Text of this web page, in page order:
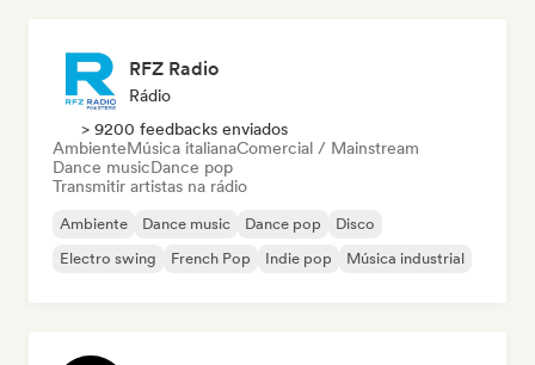
RFZ Radio
Rádio
> 9200 feedbacks enviados
AmbienteMúsica italianaComercial / Mainstream
Dance musicDance pop
Transmitir artistas na rádio
Ambiente Dance music Dance pop
Disco
Electro swing
French Pop Indie pop Música industrial